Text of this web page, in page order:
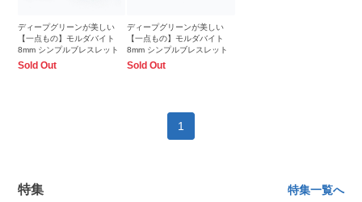
ディープグリーンが美しい
【一点もの】モルダバイト
8mm シンプルブレスレット
Sold Out
ディープグリーンが美しい
【一点もの】モルダバイト
8mm シンプルブレスレット
Sold Out
1
特集 特集一覧へ